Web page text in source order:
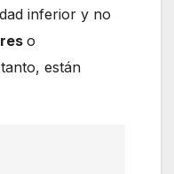
inferior y no
o
están